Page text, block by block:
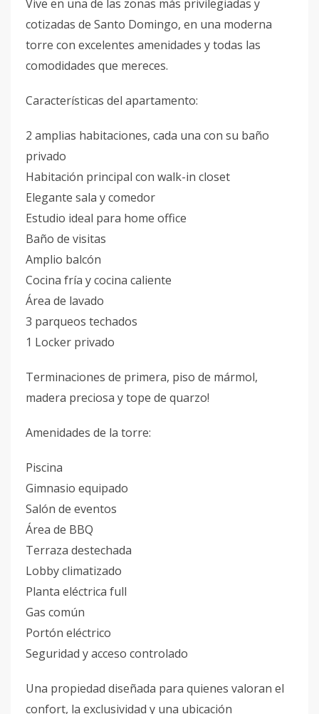
Vive en una de las zonas más privilegiadas y
cotizadas de Santo Domingo, en una moderna
torre con excelentes amenidades y todas las
comodidades que mereces.
Características del apartamento:
2 amplias habitaciones, cada una con su baño
privado
Habitación principal con walk-in closet
Elegante sala y comedor
Estudio ideal para home office
Baño de visitas
Amplio balcón
Cocina fría y cocina caliente
Área de lavado
3 parqueos techados
1 Locker privado
Terminaciones de primera, piso de mármol,
madera preciosa y tope de quarzo!
Amenidades de la torre:
Piscina
Gimnasio equipado
Salón de eventos
Área de BBQ
Terraza destechada
Lobby climatizado
Planta eléctrica full
Gas común
Portón eléctrico
Seguridad y acceso controlado
Una propiedad diseñada para quienes valoran el
confort, la exclusividad y una ubicación